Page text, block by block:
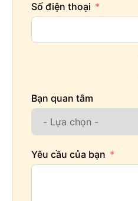
Số điện thoại
Bạn quan tâm
Yêu cầu của bạn